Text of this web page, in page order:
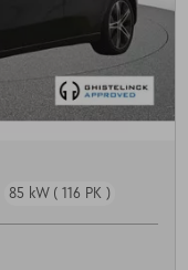
85 kW ( 116 PK )